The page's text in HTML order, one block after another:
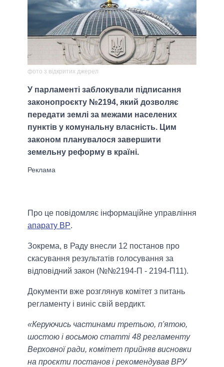
фото з відкритих джерел
У парламенті заблокували підписання
законопроєкту №2194, який дозволяє
передати землі за межами населених
пунктів у комунальну власність. Цим
законом планувалося завершити
земельну реформу в країні.
Про це повідомляє інформаційне управління
апарату ВР.
Зокрема, в Раду внесли 12 постанов про
скасування результатів голосування за
відповідний закон (№№2194-П - 2194-П11).
Документи вже розглянув комітет з питань
регламенту і виніс свій вердикт.
«Керуючись частинами третьою, п'ятою,
шостою і восьмою статті 48 регламенту
Верховної ради, комітет прийняв висновки
на проєкти постанов і рекомендував ВРУ